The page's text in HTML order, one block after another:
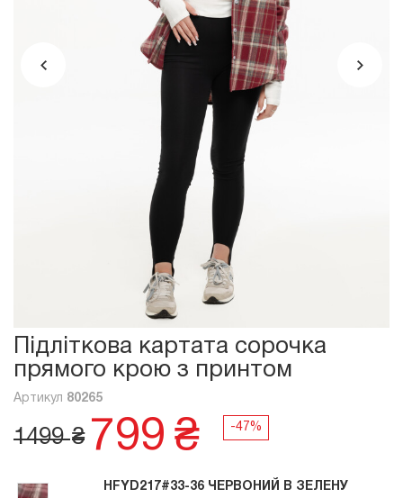
Підліткова картата сорочка
прямого крою з принтом
Артикул 80265
1499₴ 799 ₴
HFYD217#33-36 ЧЕРВОНИЙ В ЗЕЛЕНУ